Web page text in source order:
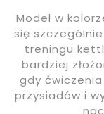
Model w
się
treningu
bardziej
gdy
przysiadów i